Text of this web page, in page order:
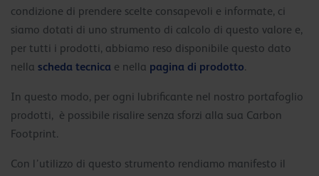
condizione di prendere scelte consapevoli e informate, ci
siamo dotati di uno strumento di calcolo di questo valore e,
per tutti i prodotti, abbiamo reso disponibile questo dato
nella scheda tecnica e nella pagina di prodotto.
In questo modo, per ogni lubrificante nel nostro portafoglio
prodotti, è possibile risalire senza sforzi alla sua Carbon
Footprint.
Con l’utilizzo di questo strumento rendiamo manifesto il